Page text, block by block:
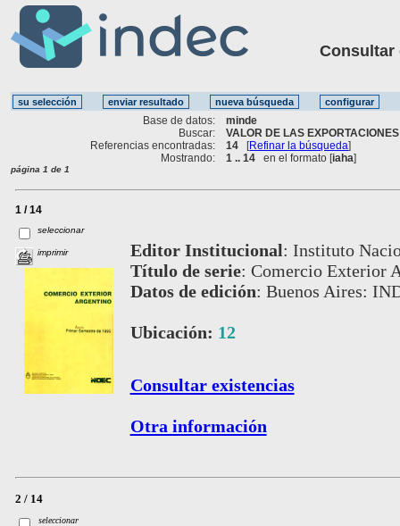
Consultar
Base de datos:
minde
Buscar:
VALOR DE LAS
Referencias encontradas:
14 [Refinar la búsqueda]
Mostrando:
1 .. 14 en el formato [iaha]
página 1 de 1
1 / 14
seleccionar
imprimir Editor Institucional: Instituto
Título de serie: Comercio Exterior
Datos de edición: Buenos Aires:
Ubicación: 12
Consultar existencias
Otra información
2 / 14
seleccionar